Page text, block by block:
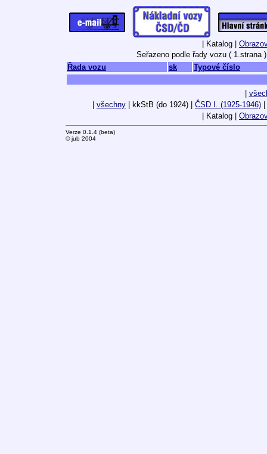
| Katalog |
Seřazeno podle řady vozu ( 1.strana
Řada vozu
sk Typové číslo
všechny | kkStB (do 1924) | ČSD I. (1925-1946)
| Katalog |
Verze 0.1.4 (beta)
© jub 2004